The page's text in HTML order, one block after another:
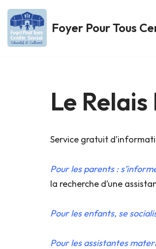
Aller
au
Foyer Pour Tous
Le
Service gratuit
Pour les parents :
la recherche d’une
Pour les enfants, se
Pour les assistantes